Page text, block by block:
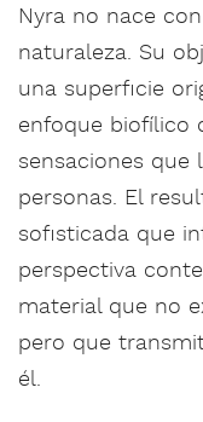
Nyra no nace
naturaleza. Su
una superficie
enfoque biofílico
sensaciones que
personas. El
sofisticada que
perspectiva
material que no
pero que
él.